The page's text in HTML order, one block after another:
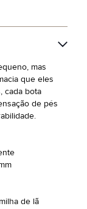
mas
que eles
cada bota
de pés
de lã